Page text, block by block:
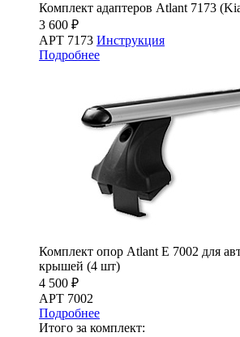
Комплект адаптеров Atlant 7173
3 600 ₽
АРТ 7173 Инструкция
Подробнее
Комплект опор Atlant E 7002 для
крышей (4 шт)
4 500 ₽
АРТ 7002
Подробнее
Итого за комплект: